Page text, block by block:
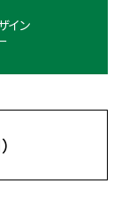
イン